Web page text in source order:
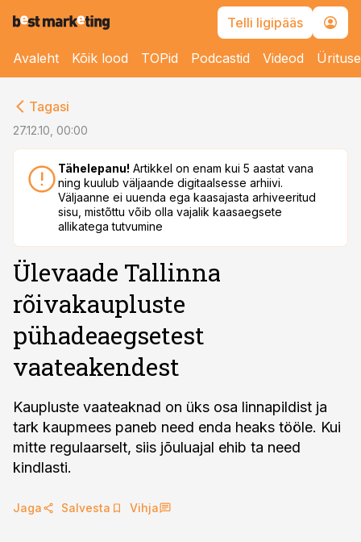
Telli ligipääs
Avaleht Kõik lood TOPid Podcastid Videod
Tagasi
27.12.10, 00:00
Tähelepanu! Artikkel on enam kui 5 aastat vana
ning kuulub väljaande digitaalsesse arhiivi.
Väljaanne ei uuenda ega kaasajasta arhiveeritud
sisu, mistõttu võib olla vajalik kaasaegsete
allikatega tutvumine
Ülevaade Tallinna
rõivakaupluste
pühadeaegsetest
vaateakendest
Kaupluste vaateaknad on üks osa linnapildist ja
tark kaupmees paneb need enda heaks tööle. Kui
mitte regulaarselt, siis jõuluajal ehib ta need
kindlasti.
Jaga Salvesta Vihja